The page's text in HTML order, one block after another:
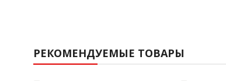
РЕКОМЕНДУЕМЫЕ ТОВАРЫ